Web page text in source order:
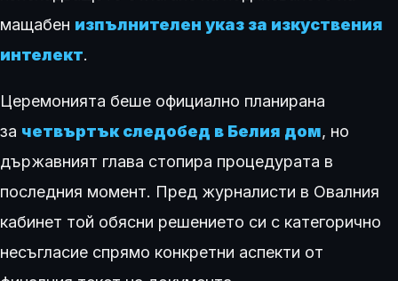
мащабен изпълнителен указ за изкуствения
интелект.
Церемонията беше официално планирана
за четвъртък следобед в Белия дом, но
държавният глава стопира процедурата в
последния момент. Пред журналисти в Овалния
кабинет той обясни решението си с категорично
несъгласие спрямо конкретни аспекти от